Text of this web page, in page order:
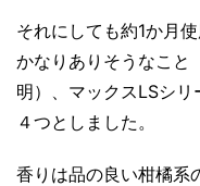
それにしても約1か月
かなりありそうなこと
明）、マックスLSシ
４つとしました。
香りは品の良い柑橘系